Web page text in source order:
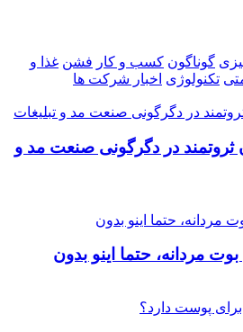
گوناگون کسب و کار فشن غذا و
تکنولوژی اخبار شرکت ها
ثروتمند در دگرگونی صنعت مد و
مردانه، حتما اینو بدون